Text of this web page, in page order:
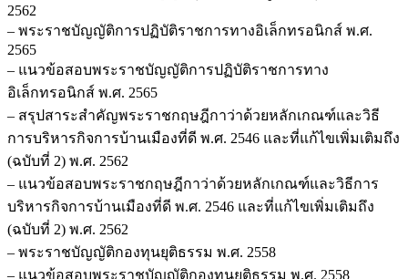
2562
– พระราชบัญญัติการปฏิบัติราชการทางอิเล็กทรอนิกส์ พ.ศ.
2565
– แนวข้อสอบพระราชบัญญัติการปฏิบัติราชการทาง
อิเล็กทรอนิกส์ พ.ศ. 2565
– สรุปสาระสำคัญพระราชกฤษฎีกาว่าด้วยหลักเกณฑ์และวิธี
การบริหารกิจการบ้านเมืองที่ดี พ.ศ. 2546 และที่แก้ไขเพิ่มเติมถึง
(ฉบับที่ 2) พ.ศ. 2562
– แนวข้อสอบพระราชกฤษฎีกาว่าด้วยหลักเกณฑ์และวิธีการ
บริหารกิจการบ้านเมืองที่ดี พ.ศ. 2546 และที่แก้ไขเพิ่มเติมถึง
(ฉบับที่ 2) พ.ศ. 2562
– พระราชบัญญัติกองทุนยุติธรรม พ.ศ. 2558
– แนวข้อสอบพระราชบัญญัติกองทุนยุติธรรม พ.ศ. 2558